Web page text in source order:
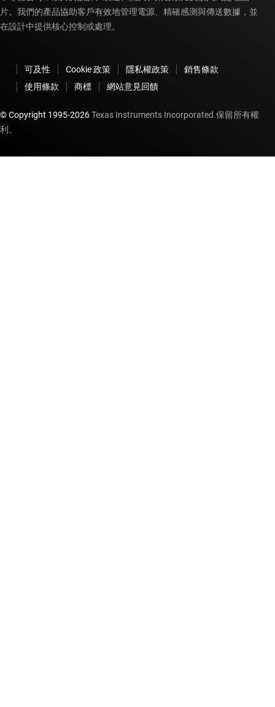
片。我們的產品協助客戶有效地管理電源、精確感測與傳送數據，並
在設計中提供核心控制或處理。
可及性 Cookie 政策 隱私權政策
銷售條款
使用條款
商標 網站意見回饋
© Copyright 1995-2026Texas Instruments Incorporated.保留所有權
利。